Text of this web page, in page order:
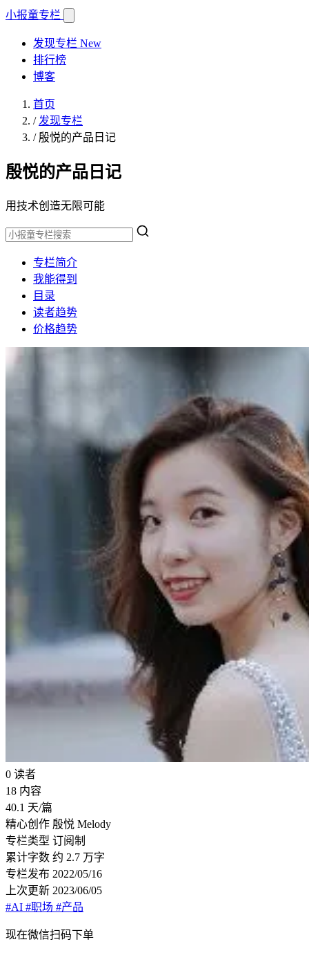
小报童专栏
发现专栏 New
排行榜
博客
首页
/ 发现专栏
/ 殷悦的产品日记
殷悦的产品日记
用技术创造无限可能
专栏简介
我能得到
目录
读者趋势
价格趋势
0 读者
18 内容
40.1 天/篇
精心创作 殷悦 Melody
专栏类型 订阅制
累计字数 约 2.7 万字
专栏发布 2022/05/16
上次更新 2023/06/05
#AI #职场 #产品
现在微信扫码下单